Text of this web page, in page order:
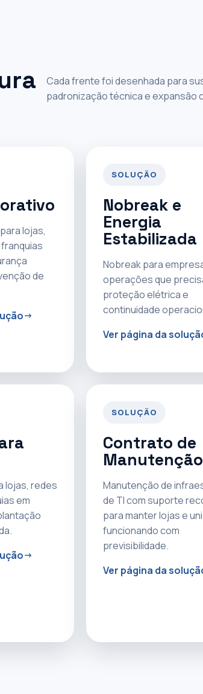
Cada frente foi desenhada para
padronização técnica e expansão
lojas,
de
SOLUÇÃO
Nobreak e
Energia
Estabilizada
Nobreak para
operações que
proteção elétrica e
continuidade
Ver página da
lojas, redes
em
SOLUÇÃO
Contrato de
Manutenção
Manutenção de
de TI com suporte
para manter lojas e
funcionando com
previsibilidade.
Ver página da